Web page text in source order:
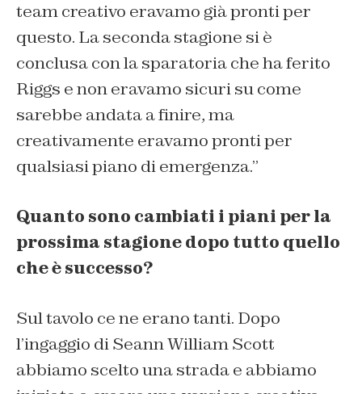
team creativo eravamo già pronti per
questo. La seconda stagione si è
conclusa con la sparatoria che ha ferito
Riggs e non eravamo sicuri su come
sarebbe andata a finire, ma
creativamente eravamo pronti per
qualsiasi piano di emergenza.”
Quanto sono cambiati i piani per la
prossima stagione dopo tutto quello
che è successo?
Sul tavolo ce ne erano tanti. Dopo
l’ingaggio di Seann William Scott
abbiamo scelto una strada e abbiamo